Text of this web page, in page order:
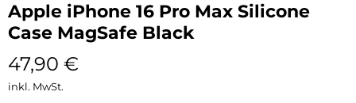
Apple iPhone 16 Pro Max Silicone
Case MagSafe Black
47,90 €
inkl. MwSt.